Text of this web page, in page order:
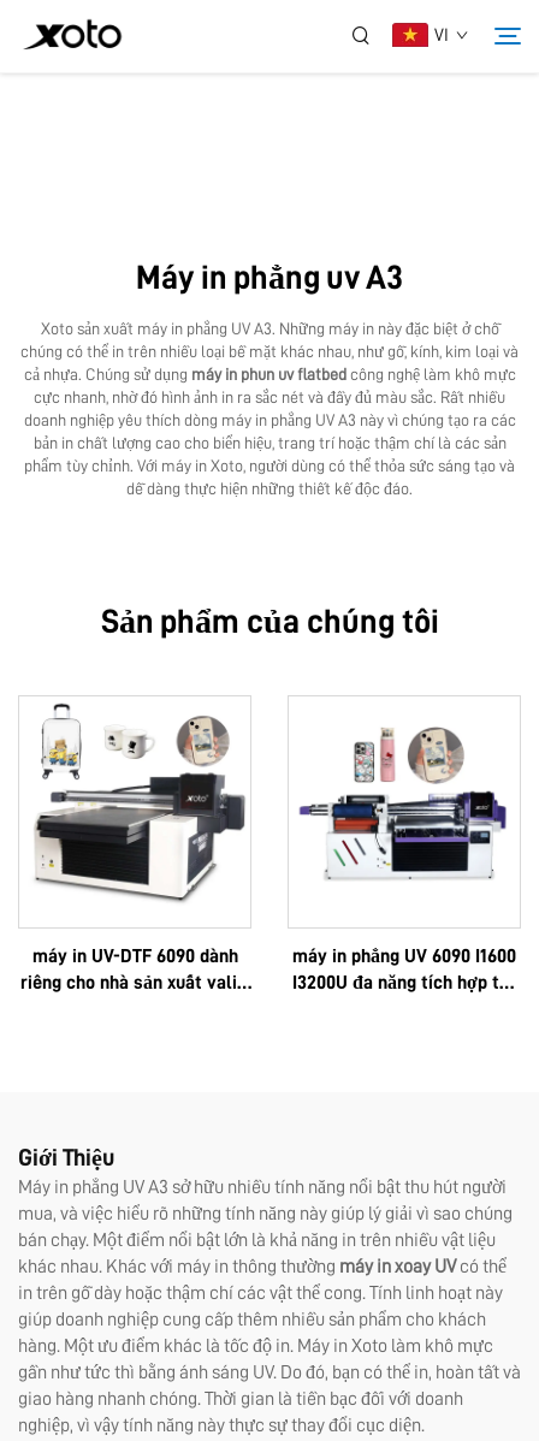
VI
Dịch Vụ
Ứng Dụng
Máy in phẳng uv A3
Xoto sản xuất máy in phẳng UV A3. Những máy in này đặc biệt ở chỗ
chúng có thể in trên nhiều loại bề mặt khác nhau, như gỗ, kính, kim loại và
cả nhựa. Chúng sử dụng máy in phun uv flatbed công nghệ làm khô mực
cực nhanh, nhờ đó hình ảnh in ra sắc nét và đầy đủ màu sắc. Rất nhiều
doanh nghiệp yêu thích dòng máy in phẳng UV A3 này vì chúng tạo ra các
bản in chất lượng cao cho biển hiệu, trang trí hoặc thậm chí là các sản
phẩm tùy chỉnh. Với máy in Xoto, người dùng có thể thỏa sức sáng tạo và
dễ dàng thực hiện những thiết kế độc đáo.
Sản phẩm của chúng tôi
máy in UV-DTF 6090 dành
riêng cho nhà sản xuất vali –
máy in phẳng UV 6090 I1600
I3200U đa năng tích hợp tất
Giới Thiệu
Máy in phẳng UV A3 sở hữu nhiều tính năng nổi bật thu hút người
mua, và việc hiểu rõ những tính năng này giúp lý giải vì sao chúng
bán chạy. Một điểm nổi bật lớn là khả năng in trên nhiều vật liệu
khác nhau. Khác với máy in thông thường máy in xoay UVcó thể
in trên gỗ dày hoặc thậm chí các vật thể cong. Tính linh hoạt này
giúp doanh nghiệp cung cấp thêm nhiều sản phẩm cho khách
hàng. Một ưu điểm khác là tốc độ in. Máy in Xoto làm khô mực
gần như tức thì bằng ánh sáng UV. Do đó, bạn có thể in, hoàn tất và
giao hàng nhanh chóng. Thời gian là tiền bạc đối với doanh
nghiệp, vì vậy tính năng này thực sự thay đổi cục diện.